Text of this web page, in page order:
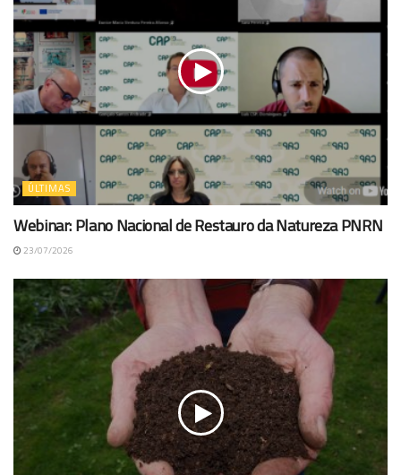
ÚLTIMAS
Webinar: Plano Nacional de Restauro da Natureza PNRN
23/07/2026